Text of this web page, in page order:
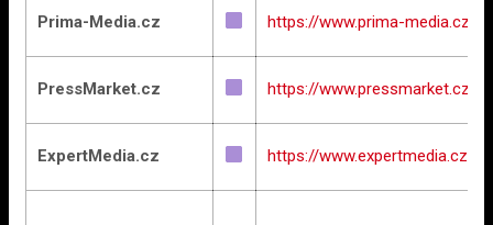
Prima-Media.cz https://www.prima-media.cz
PressMarket.cz https://www.pressmarket.cz
ExpertMedia.cz https://www.expertmedia.cz